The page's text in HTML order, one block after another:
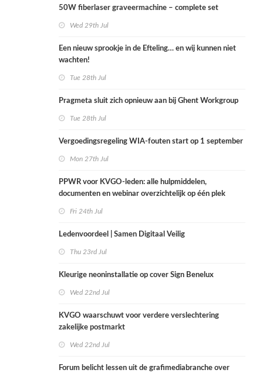
50W fiberlaser graveermachine – complete set
Wed 29th Jul
Een nieuw sprookje in de Efteling… en wij kunnen niet
wachten!
Tue 28th Jul
Pragmeta sluit zich opnieuw aan bij Ghent Workgroup
Tue 28th Jul
Vergoedingsregeling WIA-fouten start op 1 september
Mon 27th Jul
PPWR voor KVGO-leden: alle hulpmiddelen,
documenten en webinar overzichtelijk op één plek
Fri 24th Jul
Ledenvoordeel | Samen Digitaal Veilig
Thu 23rd Jul
Kleurige neoninstallatie op cover Sign Benelux
Wed 22nd Jul
KVGO waarschuwt voor verdere verslechtering
zakelijke postmarkt
Wed 22nd Jul
Forum belicht lessen uit de grafimediabranche over